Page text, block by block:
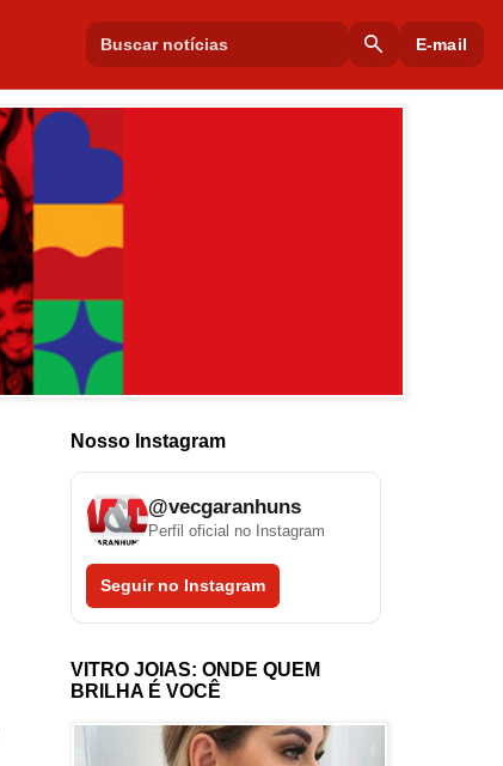
search E-mail
Nosso Instagram
@vecgaranhuns
Perfil oficial no Instagram
Seguir no Instagram
VITRO JOIAS: ONDE QUEM
BRILHA É VOCÊ